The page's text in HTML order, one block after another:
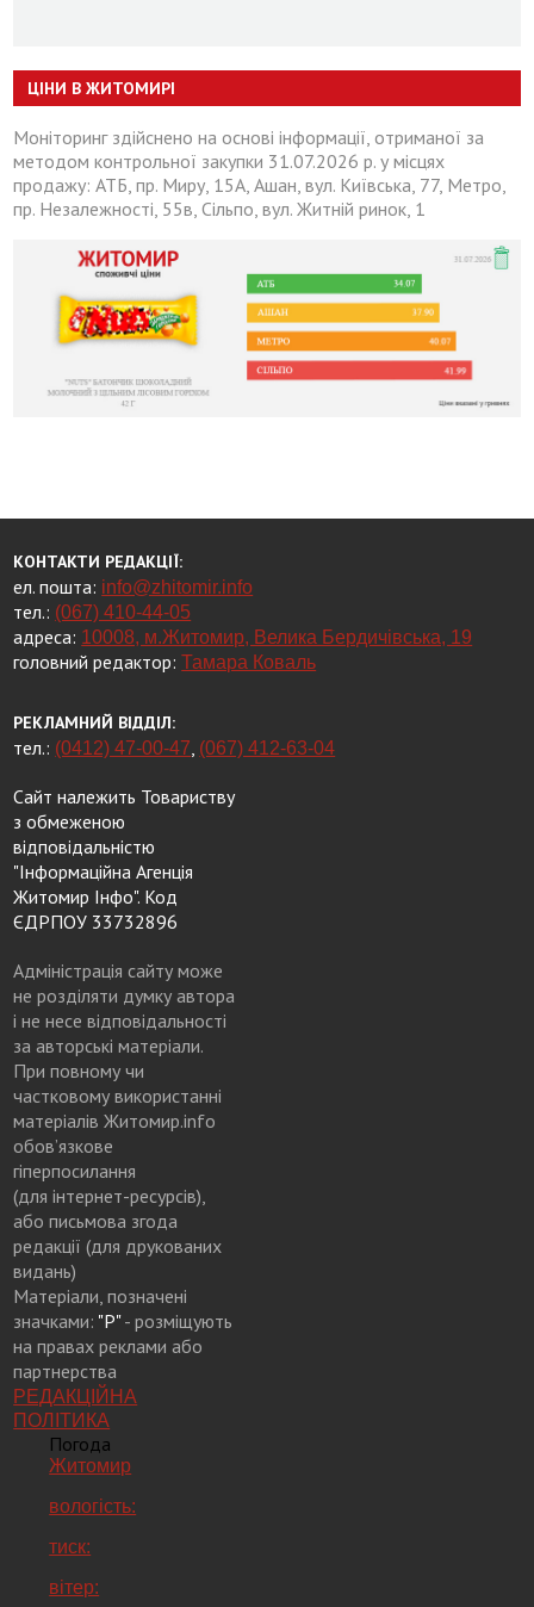
ЦІНИ В ЖИТОМИРІ
Моніторинг здійснено на основі інформації, отриманої за
методом контрольної закупки 31.07.2026 р. у місцях
продажу: АТБ, пр. Миру, 15А, Ашан, вул. Київська, 77, Метро,
пр. Незалежності, 55в, Сільпо, вул. Житній ринок, 1
КОНТАКТИ РЕДАКЦІЇ:
ел. пошта: info@zhitomir.info
тел.: (067) 410-44-05
адреса: 10008, м.Житомир, Велика Бердичівська, 19
головний редактор:Тамара Коваль
РЕКЛАМНИЙ ВІДДІЛ:
тел.: (0412) 47-00-47 (067) 412-63-04
Сайт належить Товариству
з обмеженою
відповідальністю
"Інформаційна Агенція
Житомир Інфо". Код
ЄДРПОУ 33732896
Адміністрація сайту може
не розділяти думку автора
і не несе відповідальності
за авторські матеріали.
При повному чи
частковому використанні
матеріалів Житомир.info
обов’язкове
гіперпосилання
(для інтернет-ресурсів),
або письмова згода
редакції (для друкованих
видань)
Матеріали, позначені
значками: "Р"- розміщують
на правах реклами або
партнерства
РЕДАКЦІЙНА
ПОЛІТИКА
Погода
Житомир
вологість:
тиск:
вітер: